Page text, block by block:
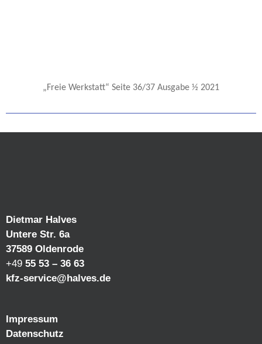
„Freie Werkstatt“ Seite 36/37 Ausgabe ½ 2021
Dietmar Halves
Untere Str. 6a
37589 Oldenrode
+49 55 53 – 36 63
kfz-service@halves.de
Impressum
Datenschutz